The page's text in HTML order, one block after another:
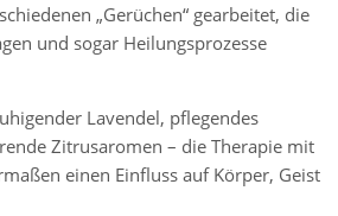
„Gerüchen“ gearbeitet, die
und sogar Heilungsprozesse
Lavendel, pflegendes
Zitrusaromen – die Therapie mit
einen Einfluss auf Körper, Geist